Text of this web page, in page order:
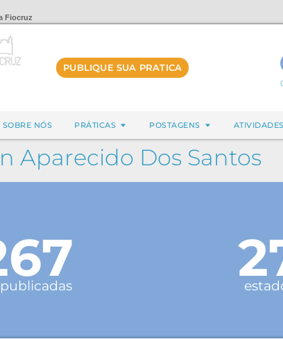
Fiocruz
PUBLIQUE SUA PRATICA
SOBRE NÓS PRÁTICAS POSTAGENS ATIVIDADES
Aparecido Dos Santos